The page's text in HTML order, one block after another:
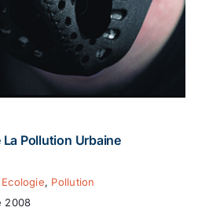
Pollution Urbaine
Ecologie, Pollution
2008